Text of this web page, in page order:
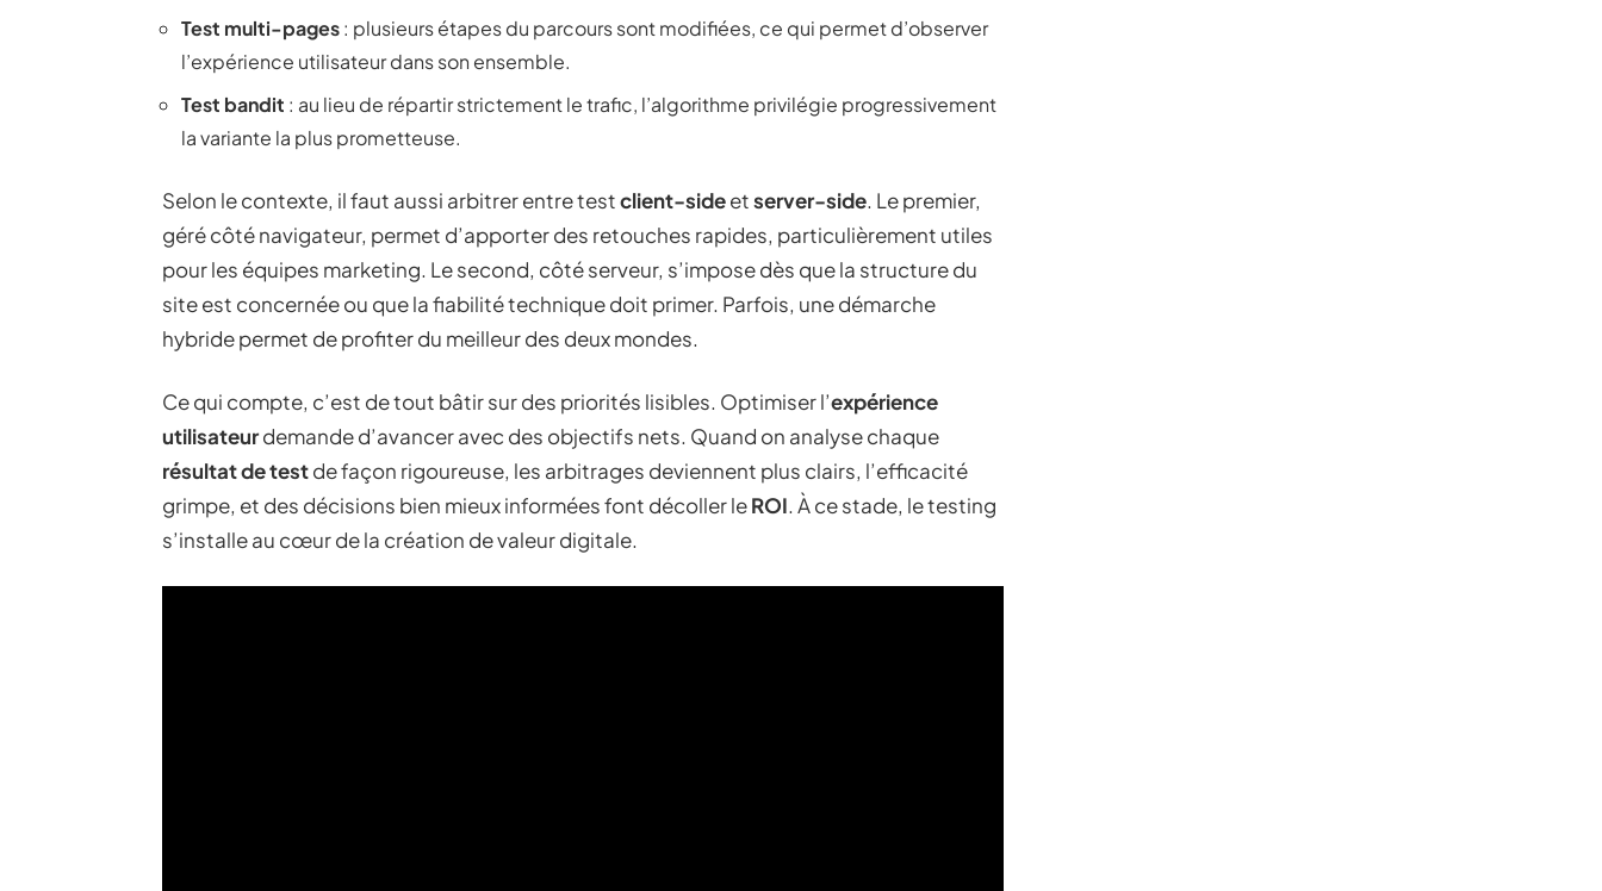
Test multi-pages: plusieurs étapes du parcours sont modifiées, ce qui permet d’observer
l’expérience utilisateur dans son ensemble.
Test bandit : au lieu de répartir strictement le trafic, l’algorithme privilégie progressivement
la variante la plus prometteuse.
Selon le contexte, il faut aussi arbitrer entre testclient-sideetserver-side. Le premier,
géré côté navigateur, permet d’apporter des retouches rapides, particulièrement utiles
pour les équipes marketing. Le second, côté serveur, s’impose dès que la structure du
site est concernée ou que la fiabilité technique doit primer. Parfois, une démarche
hybride permet de profiter du meilleur des deux mondes.
Ce qui compte, c’est de tout bâtir sur des priorités lisibles. Optimiser l’expérience
utilisateurdemande d’avancer avec des objectifs nets. Quand on analyse chaque
résultat de testde façon rigoureuse, les arbitrages deviennent plus clairs, l’efficacité
grimpe, et des décisions bien mieux informées font décoller leROI. À ce stade, le testing
s’installe au cœur de la création de valeur digitale.